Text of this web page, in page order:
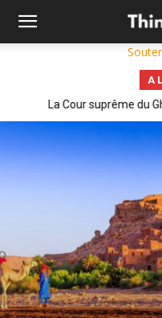
A
Verdict du procès des